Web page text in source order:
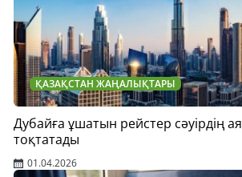
ҚАЗАҚСТАН ЖАҢАЛЫҚТАРЫ
Дубайға ұшатын рейстер сәуірдің
тоқтатады
01.04.2026